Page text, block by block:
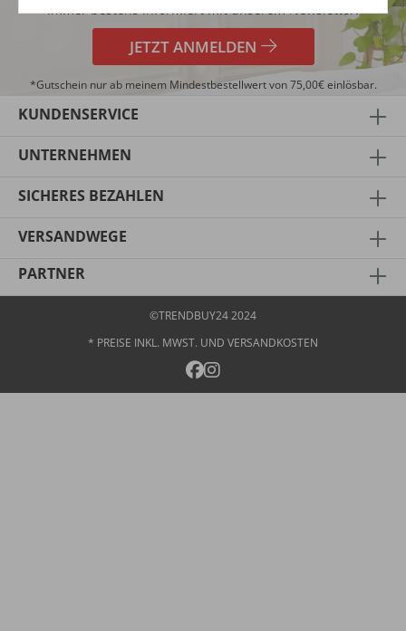
Immer bestens informiert mit unserem Newsletter!
JETZT ANMELDEN
*Gutschein nur ab meinem Mindestbestellwert von 75,00€ einlösbar.
KUNDENSERVICE
UNTERNEHMEN
SICHERES BEZAHLEN
VERSANDWEGE
PARTNER
* PREISE INKL. MWST. UND VERSANDKOSTEN
©TRENDBUY24 2024